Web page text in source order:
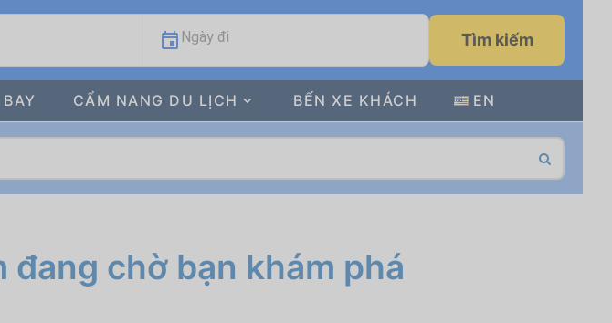
Ngày đi Tìm kiếm
CẨM NANG DU LỊCH BẾN XE KHÁCH EN
đang chờ bạn khám phá